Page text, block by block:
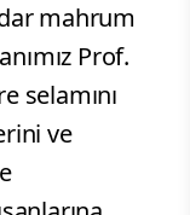
mahrum
Prof.
selamını
ve